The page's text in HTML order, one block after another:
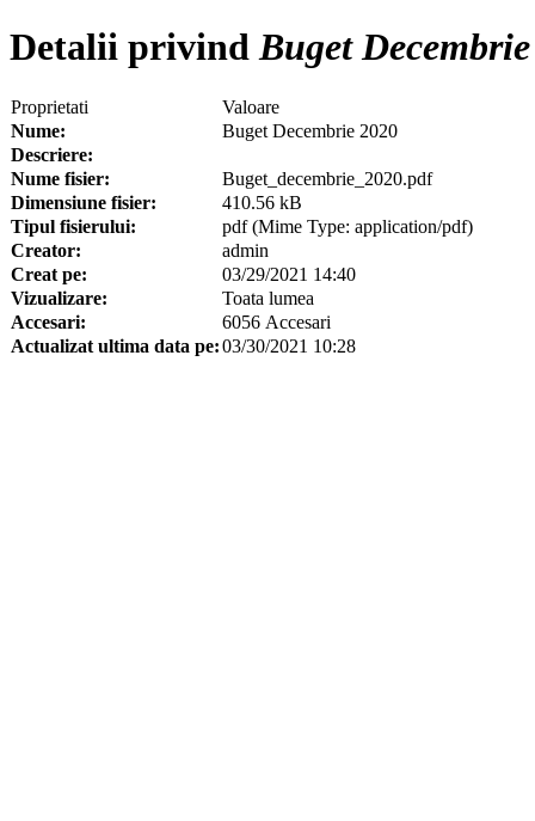
Detalii privindBuget
Proprietati
Valoare
Nume:
Buget Decembrie 2020
Descriere:
Nume fisier:
Buget_decembrie_2020.pdf
Dimensiune fisier:
410.56 kB
Tipul fisierului:
pdf (Mime Type: application/pdf)
Creator:
admin
Creat pe:
03/29/2021 14:40
Vizualizare:
Toata lumea
Accesari:
6056 Accesari
Actualizat ultima data pe:03/30/2021 10:28